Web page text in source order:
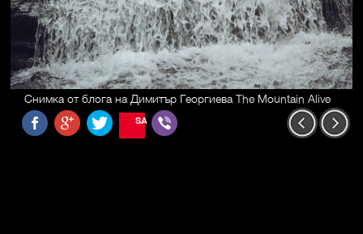
Снимка от блога на Димитър Георгиева The Mountain Alive
SAVE